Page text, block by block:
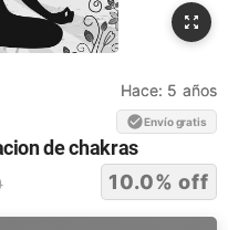
Hace: 5 años
Envío gratis
de chakras
10.0% off